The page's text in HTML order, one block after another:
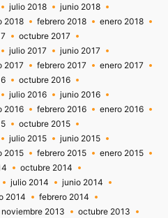
julio 2018
junio 2018
2018 febrero 2018
enero 2018
octubre 2017
julio 2017
junio 2017
2017 febrero 2017
enero 2017
octubre 2016
julio 2016
junio 2016
2016 febrero 2016
enero 2016
octubre 2015
julio 2015
junio 2015
2015 febrero 2015
enero 2015
octubre 2014
julio 2014
junio 2014
2014
febrero 2014
noviembre 2013 octubre 2013